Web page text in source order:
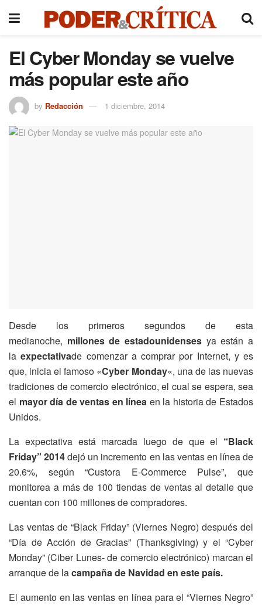
El Cyber Monday se vuelve
más popular este año
by Redacción 1 diciembre, 2014
Desde los primeros segundos de esta
medianoche, millones de estadounidenses ya están a
laexpectativade comenzar a comprar por Internet, y es
que, inicia el famoso «Cyber Monday«, una de las nuevas
tradiciones de comercio electrónico, el cual se espera, sea
el mayor día de ventas en línea en la historia de Estados
Unidos.
La expectativa está marcada luego de que el “Black
Friday” 2014dejó un incremento en las ventas en línea de
20.6%, según “Custora E-Commerce Pulse”, que
monitorea a más de 100 tiendas de ventas al detalle que
cuentan con 100 millones de compradores.
Las ventas de “Black Friday” (Viernes Negro) después del
“Día de Acción de Gracias” (Thanksgiving) y el “Cyber
Monday” (Ciber Lunes- de comercio electrónico) marcan el
arranque de lacampaña de Navidad en este país.
El aumento en las ventas en línea para el “Viernes Negro”